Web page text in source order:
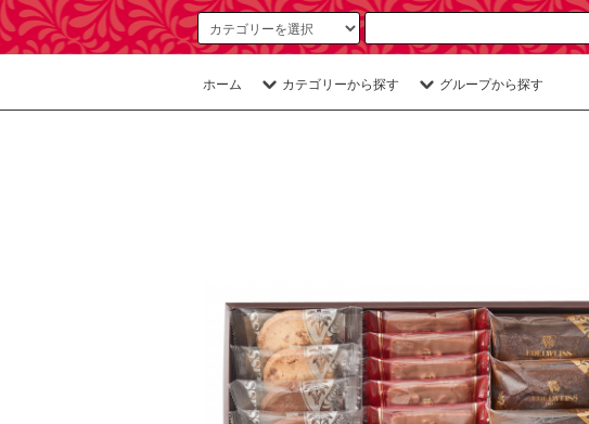
ホーム カテゴリーから探す グループから探す